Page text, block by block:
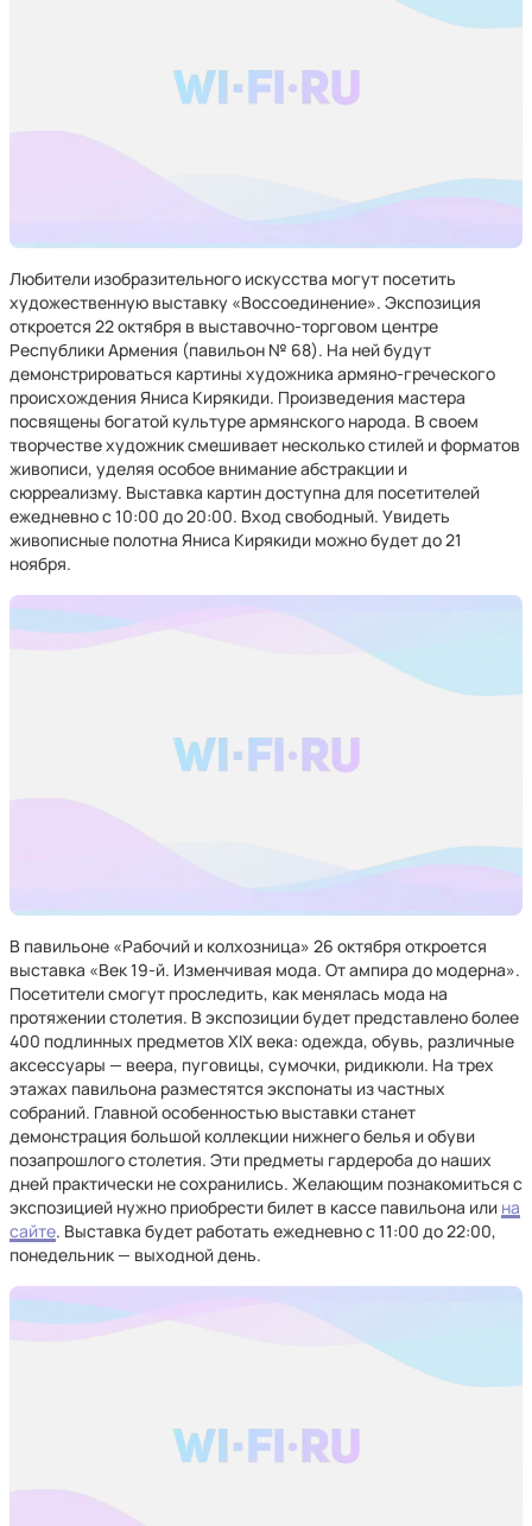
Любители изобразительного искусства могут посетить
художественную выставку «Воссоединение». Экспозиция
откроется 22 октября в выставочно-торговом центре
Республики Армения (павильон № 68). На ней будут
демонстрироваться картины художника армяно-греческого
происхождения Яниса Кирякиди. Произведения мастера
посвящены богатой культуре армянского народа. В своем
творчестве художник смешивает несколько стилей и форматов
живописи, уделяя особое внимание абстракции и
сюрреализму. Выставка картин доступна для посетителей
ежедневно с 10:00 до 20:00. Вход свободный. Увидеть
живописные полотна Яниса Кирякиди можно будет до 21
ноября.
В павильоне «Рабочий и колхозница» 26 октября откроется
выставка «Век 19-й. Изменчивая мода. От ампира до модерна».
Посетители смогут проследить, как менялась мода на
протяжении столетия. В экспозиции будет представлено более
400 подлинных предметов XIX века: одежда, обувь, различные
аксессуары — веера, пуговицы, сумочки, ридикюли. На трех
этажах павильона разместятся экспонаты из частных
собраний. Главной особенностью выставки станет
демонстрация большой коллекции нижнего белья и обуви
позапрошлого столетия. Эти предметы гардероба до наших
дней практически не сохранились. Желающим познакомиться с
экспозицией нужно приобрести билет в кассе павильона или на
сайте. Выставка будет работать ежедневно с 11:00 до 22:00,
понедельник — выходной день.